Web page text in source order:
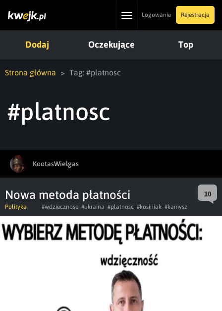
ToggleLogowanie Rejestracja
Dodaj Oczekujące Top
Strona główna Tag: #platnosc
#platnosc
KootasWielgas
Nowa metoda płatności 10
Polityka #wdziecznosc #ukraina #platnosc #kosiniak #kamysz